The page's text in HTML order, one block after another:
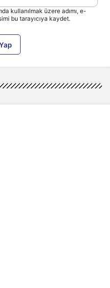
kullanılmak üzere adımı, e-
bu tarayıcıya kaydet.